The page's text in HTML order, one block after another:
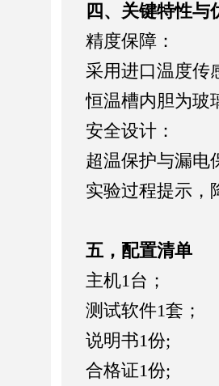
四、关键特性与
‌精度保障‌：
采用进口温度传
恒温槽内胆为玻
‌安全设计‌：
超温保护与漏电
实验过程提示，
五，配置清单
主机1台；
测试软件1套；
说明书1份;
合格证1份;